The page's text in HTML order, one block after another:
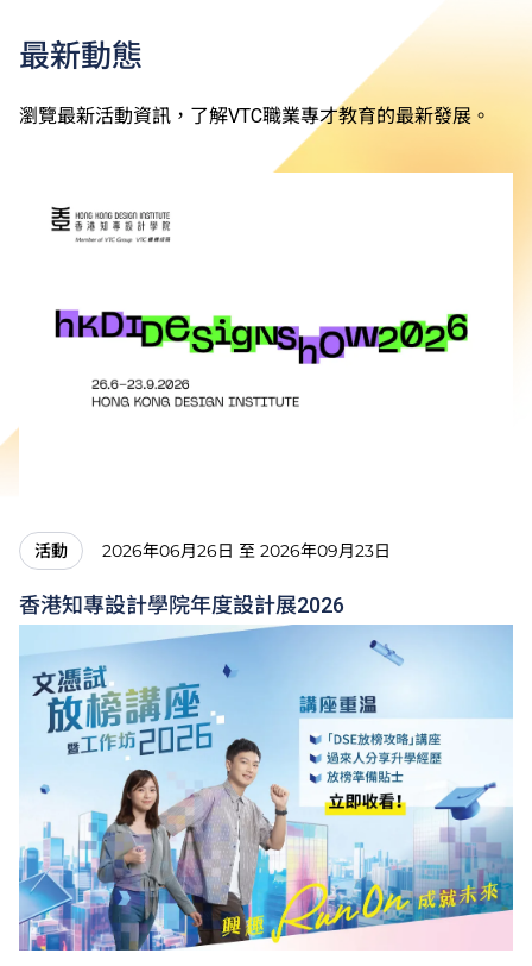
最新動態
瀏覽最新活動資訊，了解VTC職業專才教育的最新發展。
活動 2026年06月26日 至 2026年09月23日
香港知專設計學院年度設計展2026